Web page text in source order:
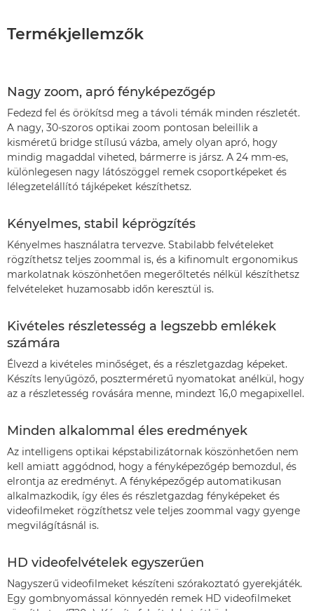
Termékjellemzők
Nagy zoom, apró fényképezőgép
Fedezd fel és örökítsd meg a távoli témák minden részletét.
A nagy, 30-szoros optikai zoom pontosan beleillik a
kisméretű bridge stílusú vázba, amely olyan apró, hogy
mindig magaddal viheted, bármerre is jársz. A 24 mm-es,
különlegesen nagy látószöggel remek csoportképeket és
lélegzetelállító tájképeket készíthetsz.
Kényelmes, stabil képrögzítés
Kényelmes használatra tervezve. Stabilabb felvételeket
rögzíthetsz teljes zoommal is, és a kifinomult ergonomikus
markolatnak köszönhetően megerőltetés nélkül készíthetsz
felvételeket huzamosabb időn keresztül is.
Kivételes részletesség a legszebb emlékek
számára
Élvezd a kivételes minőséget, és a részletgazdag képeket.
Készíts lenyűgöző, poszterméretű nyomatokat anélkül, hogy
az a részletesség rovására menne, mindezt 16,0 megapixellel.
Minden alkalommal éles eredmények
Az intelligens optikai képstabilizátornak köszönhetően nem
kell amiatt aggódnod, hogy a fényképezőgép bemozdul, és
elrontja az eredményt. A fényképezőgép automatikusan
alkalmazkodik, így éles és részletgazdag fényképeket és
videofilmeket rögzíthetsz vele teljes zoommal vagy gyenge
megvilágításnál is.
HD videofelvételek egyszerűen
Nagyszerű videofilmeket készíteni szórakoztató gyerekjáték.
Egy gombnyomással könnyedén remek HD videofilmeket